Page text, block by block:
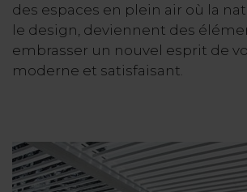
des espaces en plein air où la
le design, deviennent des
embrasser un nouvel esprit de
moderne et satisfaisant.